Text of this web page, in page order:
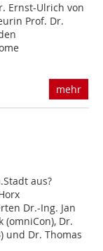
Ernst-Ulrich von
Prof. Dr.
mehr
aus?
Dr.-Ing. Jan
(omniCon), Dr.
und Dr. Thomas